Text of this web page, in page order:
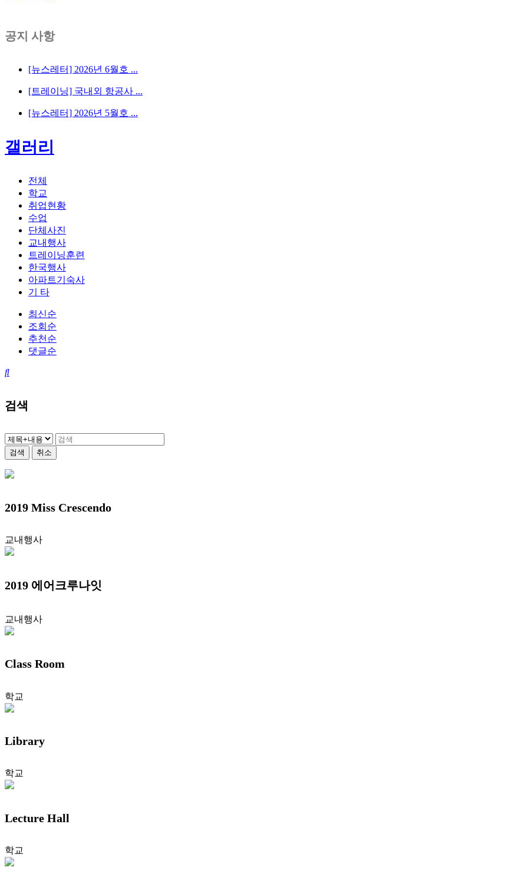
공지 사항
[뉴스레터] 2026년 6월호 ...
[트레이닝] 국내외 항공사 ...
[뉴스레터] 2026년 5월호 ...
갤러리
전체
학교
취업현황
수업
단체사진
교내행사
트레이닝훈련
한국행사
아파트기숙사
기 타
최신순
조회순
추천순
댓글순
검색
검색 취소
2019 Miss Crescendo
교내행사
2019 에어크루나잇
교내행사
Class Room
학교
Library
학교
Lecture Hall
학교